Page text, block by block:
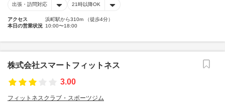
出張・訪問対応 21時以降OK
アクセス
浜町駅から310m （徒歩4分）
本日の営業状況 10:00〜18:00
株式会社スマートフィットネス
3.00
フィットネスクラブ・スポーツジム